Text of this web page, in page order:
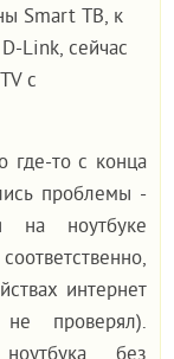
Smart ТВ, к
Link, сейчас
с
где-то с конца
проблемы -
на ноутбуке
интернет
проверял).